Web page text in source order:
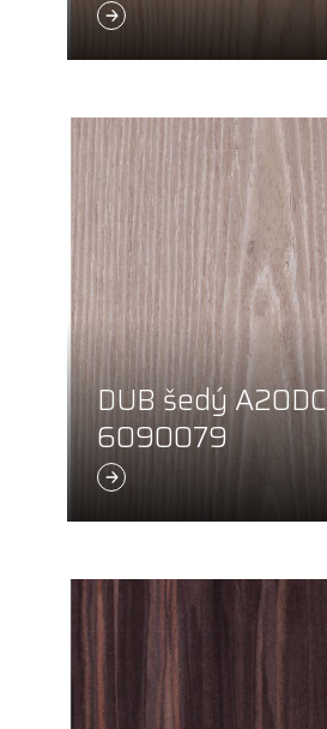
DUB šedý A20DC
6090079